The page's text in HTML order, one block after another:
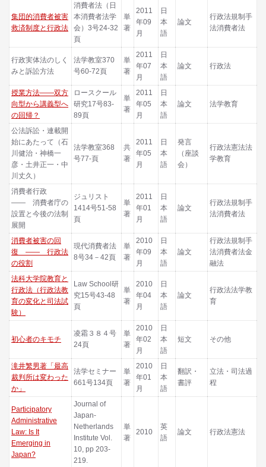
集団的消費者被害
救済制度と行政法
消費者法（日
本消費者法学
会）3号24-32
頁
単
著
2011
年09
月
日
本
語
論文
行政法規制手
法消費者法
行政実体法のしく
みと訴訟方法
法学教室370
号60-72頁
単
著
2011
年07
月
日
本
語
論文 行政法
授業方法――双方
向型から講義型へ
の回帰？
ロースクール
研究17号83-
89頁
単
著
2011
年05
月
日
本
語
論文 法学教育
公法訴訟・連載開
始にあたって（石
川健治・神橋一
彦・土井正一・中
川丈久）
法学教室368
号77-頁
共
著
2011
年05
月
日
本
語
発言
（座談
会）
行政法憲法法
学教育
消費者行政
―― 消費者庁の
設置と今後の法制
展開
ジュリスト
1414号51-58
頁
単
著
2011
年01
月
日
本
語
論文
行政法規制手
法消費者法
消費者被害の回
復 ―― 行政法
の役割
現代消費者法
8号34－42頁
単
著
2010
年09
月
日
本
語
論文
行政法規制手
法消費者法金
融法
法科大学院教育と
行政法（行政法教
育の変化と司法試
験）
Law School研
究15号43-48
頁
単
著
2010
年04
月
日
本
語
論文
行政法法学教
育
初心者のキモチ
凌霜３８４号
24頁
単
著
2010
年02
月
日
本
語
短文 その他
滝井繁男著「最高
裁判所は変わった
か」
法学セミナー
661号134頁
単
著
2010
年01
月
日
本
語
翻訳・
書評
立法・司法過
程
Participatory
Administrative
Law: Is It
Emerging in
Japan?
Journal of
Japan-
Netherlands
Institute Vol.
10, pp 203-
219.
単
著
2010
英
語
論文 行政法憲法